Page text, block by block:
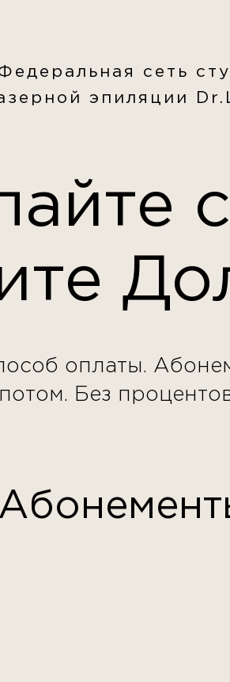
оплаты.
Без
сеть
эпиляции